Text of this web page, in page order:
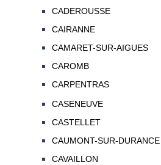
CADEROUSSE
CAIRANNE
CAMARET-SUR-AIGUES
CAROMB
CARPENTRAS
CASENEUVE
CASTELLET
CAUMONT-SUR-DURANCE
CAVAILLON